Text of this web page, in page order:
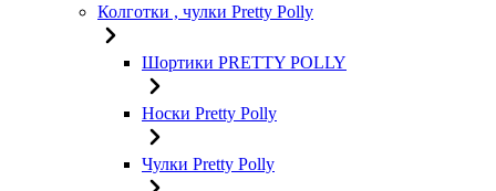
Колготки , чулки Pretty Polly
Шортики PRETTY POLLY
Носки Pretty Polly
Чулки Pretty Polly